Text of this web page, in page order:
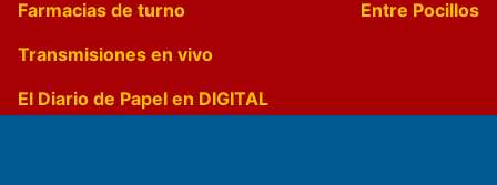
Farmacias de turno
Entre Pocillos
Transmisiones en vivo
El Diario de Papel en DIGITAL